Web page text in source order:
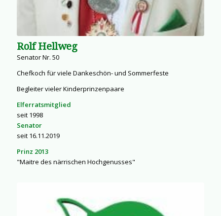
Rolf Hellweg
Senator Nr. 50
Chefkoch für viele Dankeschön- und Sommerfeste
Begleiter vieler Kinderprinzenpaare
Elferratsmitglied
seit 1998
Senator
seit 16.11.2019
Prinz 2013
"Maitre des närrischen Hochgenusses"